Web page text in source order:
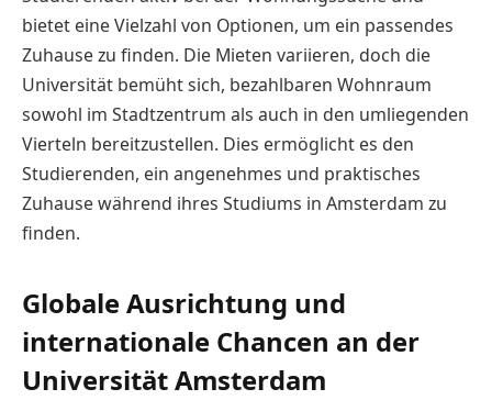
bietet eine Vielzahl von Optionen, um ein passendes
Zuhause zu finden. Die Mieten variieren, doch die
Universität bemüht sich, bezahlbaren Wohnraum
sowohl im Stadtzentrum als auch in den umliegenden
Vierteln bereitzustellen. Dies ermöglicht es den
Studierenden, ein angenehmes und praktisches
Zuhause während ihres Studiums in Amsterdam zu
finden.
Globale Ausrichtung und
internationale Chancen an der
Universität Amsterdam